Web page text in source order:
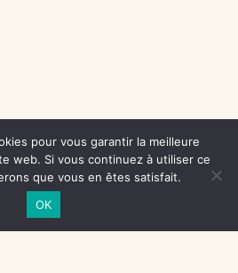
pour vous garantir la meilleure
web. Si vous continuez à utiliser ce
que vous en êtes satisfait.
OK